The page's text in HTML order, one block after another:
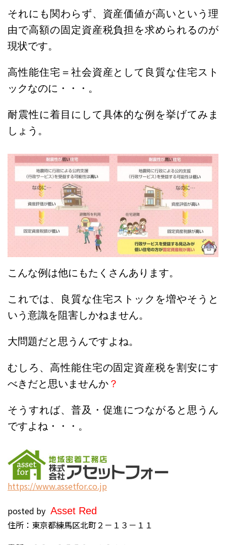
それにも関わらず、資産価値が高いという理
由で高額の固定資産税負担を求められるのが
現状です。
高性能住宅＝社会資産として良質な住宅スト
ックなのに・・・。
耐震性に着目にして具体的な例を挙げてみま
しょう。
こんな例は他にもたくさんあります。
これでは、良質な住宅ストックを増やそうと
いう意識を阻害しかねません。
大問題だと思うんですよね。
むしろ、高性能住宅の固定資産税を割安にす
べきだと思いませんか ？
そうすれば、普及・促進につながると思うん
ですよね・・・。
https://www.assetfor.co.jp
posted by Asset Red
住所：東京都練馬区北町２－１３－１１